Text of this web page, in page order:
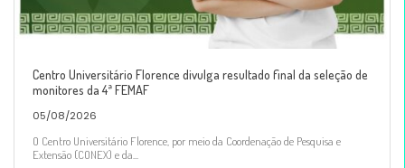
Centro Universitário Florence divulga resultado final da seleção de
monitores da 4ª FEMAF
05/08/2026
O Centro Universitário Florence, por meio da Coordenação de Pesquisa e
Extensão (CONEX) e da...